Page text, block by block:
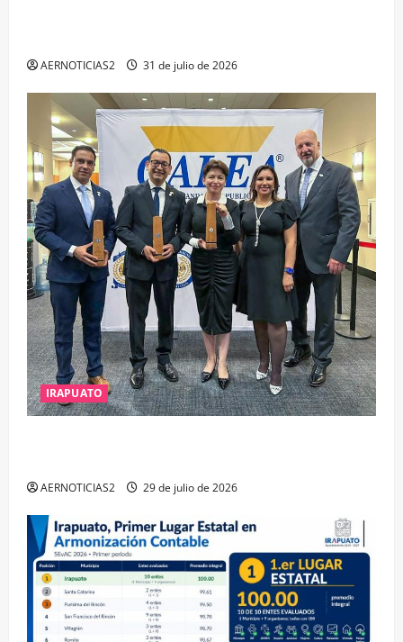
AERNOTICIAS2 31 de julio de 2026
IRAPUATO
AERNOTICIAS2 29 de julio de 2026